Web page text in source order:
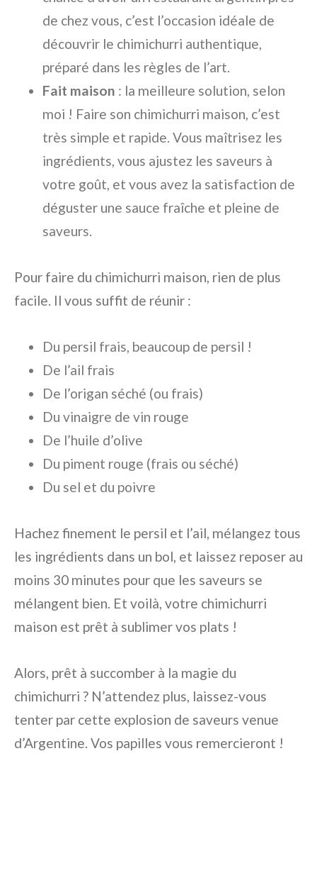
de chez vous, c’est l’occasion idéale de
découvrir le chimichurri authentique,
préparé dans les règles de l’art.
Fait maison : la meilleure solution, selon
moi ! Faire son chimichurri maison, c’est
très simple et rapide. Vous maîtrisez les
ingrédients, vous ajustez les saveurs à
votre goût, et vous avez la satisfaction de
déguster une sauce fraîche et pleine de
saveurs.
Pour faire du chimichurri maison, rien de plus
facile. Il vous suffit de réunir :
Du persil frais, beaucoup de persil !
De l’ail frais
De l’origan séché (ou frais)
Du vinaigre de vin rouge
De l’huile d’olive
Du piment rouge (frais ou séché)
Du sel et du poivre
Hachez finement le persil et l’ail, mélangez tous
les ingrédients dans un bol, et laissez reposer au
moins 30 minutes pour que les saveurs se
mélangent bien. Et voilà, votre chimichurri
maison est prêt à sublimer vos plats !
Alors, prêt à succomber à la magie du
chimichurri ? N’attendez plus, laissez-vous
tenter par cette explosion de saveurs venue
d’Argentine. Vos papilles vous remercieront !